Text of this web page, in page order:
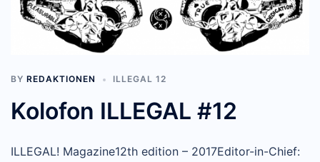
BY REDAKTIONEN ILLEGAL 12
Kolofon ILLEGAL #12
ILLEGAL! Magazine12th edition – 2017Editor-in-Chief: